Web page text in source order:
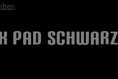
Pad schwarz